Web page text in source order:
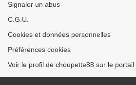
Signaler un abus
C.G.U.
Cookies et données personnelles
Préférences cookies
Voir le profil de choupette88 sur le portail